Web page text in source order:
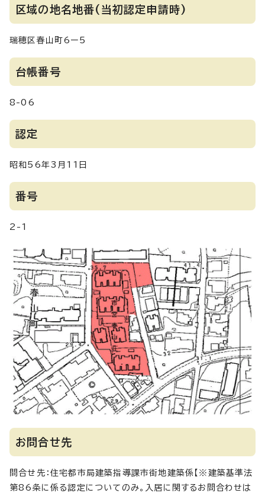
区域の地名地番(当初認定申請時)
瑞穂区春山町6ー5
台帳番号
8-06
認定
昭和56年3月11日
番号
2-1
お問合せ先
問合せ先：住宅都市局建築指導課市街地建築係【※建築基準法
第86条に係る認定についてのみ。入居に関するお問合わせは